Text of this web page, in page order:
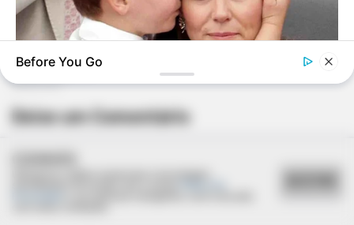
Deixe um Comentário
Kate Middleton Can't Stop Finding These In Prince Louis's
Bed
Before You Go